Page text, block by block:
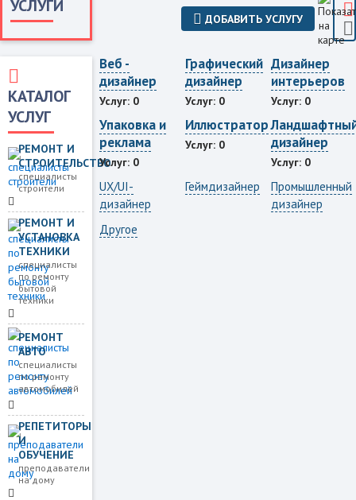
УСЛУГИ
КАТАЛОГ
УСЛУГ
РЕМОНТ И
СТРОИТЕЛЬСТВО
специалисты
строители
РЕМОНТ И
УСТАНОВКА
ТЕХНИКИ
специалисты
по ремонту
бытовой
техники
РЕМОНТ
АВТО
специалисты
по ремонту
автомобилей
РЕПЕТИТОРЫ
И
ОБУЧЕНИЕ
преподаватели
на дому
ДОБАВИТЬ УСЛУГУ
Веб -
дизайнер
Услуг: 0
Графический
дизайнер
Услуг: 0
Дизайнер
интерьеров
Услуг: 0
Упаковка и
реклама
Услуг: 0
Иллюстратор
Услуг: 0
дизайнер
Услуг: 0
UX/UI-
дизайнер
Геймдизайнер
Промышленный
дизайнер
Другое